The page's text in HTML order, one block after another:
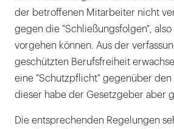
der betroffenen Mitarbeiter nicht
gegen die "Schließungsfolgen", also
vorgehen können. Aus der
geschützten Berufsfreiheit
eine "Schutzpflicht" gegenüber
dieser habe der Gesetzgeber aber
Die entsprechenden Regelungen